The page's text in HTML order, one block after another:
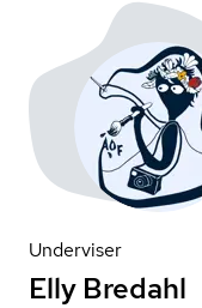
Underviser
Elly Bredahl